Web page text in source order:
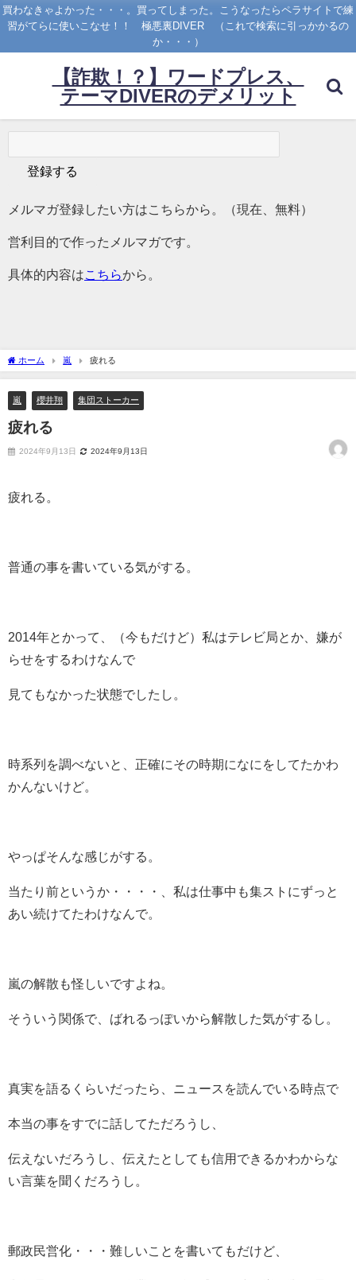
買わなきゃよかった・・・。買ってしまった。こうなったらペラサイトで練
習がてらに使いこなせ！！ 極悪裏DIVER （これで検索に引っかかるの
か・・・）
【詐欺！？】ワードプレス、
テーマDIVERのデメリット
メルマガ登録したい方はこちらから。（現在、無料）
営利目的で作ったメルマガです。
具体的内容は こちらから。
ホーム 嵐 疲れる
嵐 櫻井翔 集団ストーカー
疲れる
2024年9月13日 2024年9月13日
疲れる。
普通の事を書いている気がする。
2014年とかって、（今もだけど）私はテレビ局とか、嫌が
らせをするわけなんで
見てもなかった状態でしたし。
時系列を調べないと、正確にその時期になにをしてたかわ
かんないけど。
やっぱそんな感じがする。
当たり前というか・・・・、私は仕事中も集ストにずっと
あい続けてたわけなんで。
嵐の解散も怪しいですよね。
そういう関係で、ばれるっぽいから解散した気がするし。
真実を語るくらいだったら、ニュースを読んでいる時点で
本当の事をすでに話してただろうし、
伝えないだろうし、伝えたとしても信用できるかわからな
い言葉を聞くだろうし。
郵政民営化・・・難しいことを書いてもだけど、